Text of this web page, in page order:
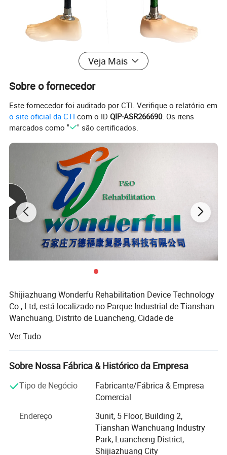
Veja Mais
Sobre o fornecedor
Este fornecedor foi auditado por CTI. Verifique o relatório em
o site oficial da CTI com o IDQIP-ASR266690. Os itens
marcados como "
" são certificados.
Shijiazhuang Wonderfu Rehabilitation Device Technology
Co., Ltd, está localizado no Parque Industrial de Tianshan
Wanchuang, Distrito de Luancheng, Cidade de
transporte conveniente e de um ambiente bonito, apenas
a 20 minutos da Estação Ferroviária de Shijiazhuang e a
45 minutos do Aeroporto de Shijiazhuang.
Nossa empresa é uma empresa de pesquisa e
desenvolvimento de alta tecnologia, com experiência
produção de órteses e vendas. Como empresa orientada
para a produção que integra a investigação e o
desenvolvimento da produção, temos a nossa própria
Ver Tudo
Sobre Nossa Fábrica & Histórico da Empresa
Tipo de Negócio
Fabricante/Fábrica & Empresa
Comercial
Endereço
3unit, 5 Floor, Building 2,
Tianshan Wanchuang Industry
Park, Luancheng District,
Shijiazhuang City